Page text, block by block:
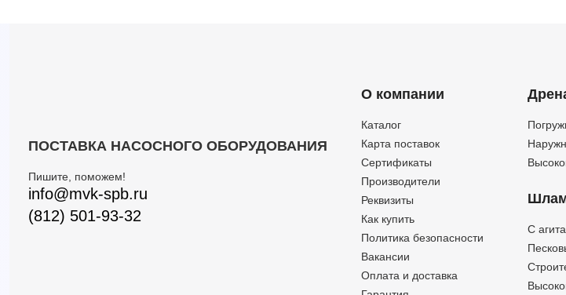
ПОСТАВКА НАСОСНОГО ОБОРУДОВАНИЯ
Пишите, поможем!
info@mvk-spb.ru
(812) 501-93-32
О компании
Каталог
Карта поставок
Сертификаты
Производители
Реквизиты
Как купить
Политика безопасности
Вакансии
Оплата и доставка
C